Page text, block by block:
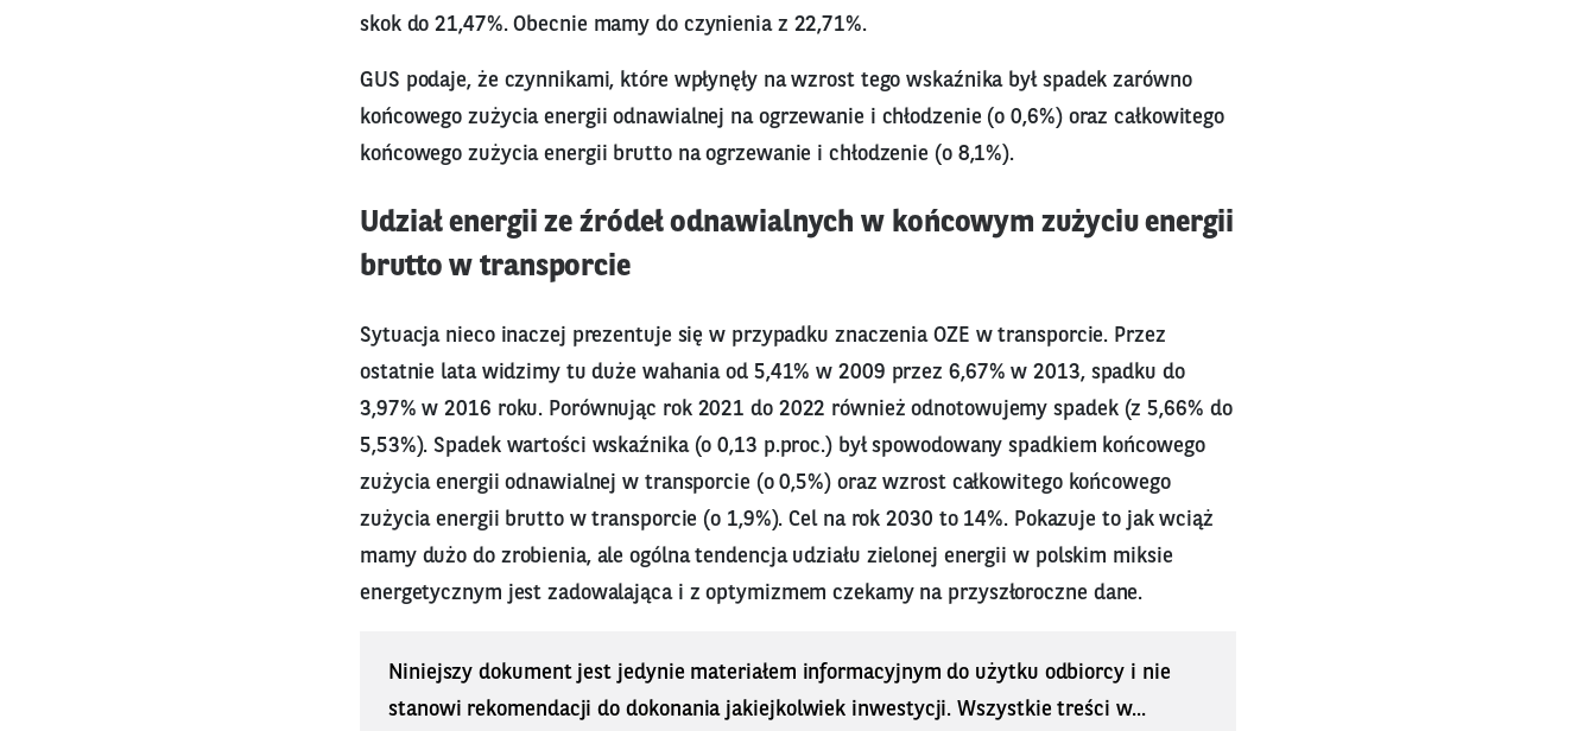
skok do 21,47%. Obecnie mamy do czynienia z 22,71%.
GUS podaje, że czynnikami, które wpłynęły na wzrost tego wskaźnika był spadek zarówno
końcowego zużycia energii odnawialnej na ogrzewanie i chłodzenie (o 0,6%) oraz całkowitego
końcowego zużycia energii brutto na ogrzewanie i chłodzenie (o 8,1%).
Udział energii ze źródeł odnawialnych w końcowym zużyciu energii
brutto w transporcie
Sytuacja nieco inaczej prezentuje się w przypadku znaczenia OZE w transporcie. Przez
ostatnie lata widzimy tu duże wahania od 5,41% w 2009 przez 6,67% w 2013, spadku do
3,97% w 2016 roku. Porównując rok 2021 do 2022 również odnotowujemy spadek (z 5,66% do
5,53%). Spadek wartości wskaźnika (o 0,13 p.proc.) był spowodowany spadkiem końcowego
zużycia energii odnawialnej w transporcie (o 0,5%) oraz wzrost całkowitego końcowego
zużycia energii brutto w transporcie (o 1,9%). Cel na rok 2030 to 14%. Pokazuje to jak wciąż
mamy dużo do zrobienia, ale ogólna tendencja udziału zielonej energii w polskim miksie
energetycznym jest zadowalająca i z optymizmem czekamy na przyszłoroczne dane.
Niniejszy dokument jest jedynie materiałem informacyjnym do użytku odbiorcy i nie
stanowi rekomendacji do dokonania jakiejkolwiek inwestycji. Wszystkie treści w...